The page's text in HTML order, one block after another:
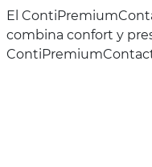
El
combina confort y